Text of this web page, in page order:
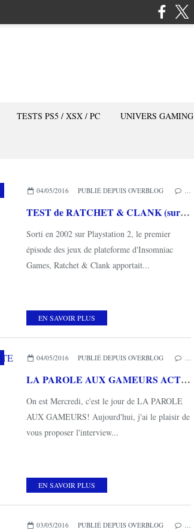
TESTS PS5 / XSX / PC UNIVERS GAMING
04/05/2016 PUBLIÉ DEPUIS OVERBLOG …
TEST de RATCHET & CLANK (sur PS4): un remake flamboyant!
Sorti en 2002 sur Playstation 2, le premier
épisode des jeux de plateforme d'Insomniac
Games, Ratchet & Clank apportait...
EN SAVOIR PLUS
04/05/2016 PUBLIÉ DEPUIS OVERBLOG …
LA PAROLE AUX GAMEURS ACTE XLIV : Interview de GALAC’TIFF
On est Mercredi, c'est le jour de LA PAROLE
AUX GAMEURS! Aujourd'hui, j'ai le plaisir de
vous proposer l'interview...
EN SAVOIR PLUS
03/05/2016 PUBLIÉ DEPUIS OVERBLOG …